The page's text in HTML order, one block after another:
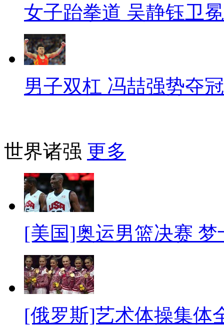
女子跆拳道 吴静钰卫冕
男子双杠 冯喆强势夺冠
世界诸强 更多
[美国]奥运男篮决赛
[俄罗斯]艺术体操集体